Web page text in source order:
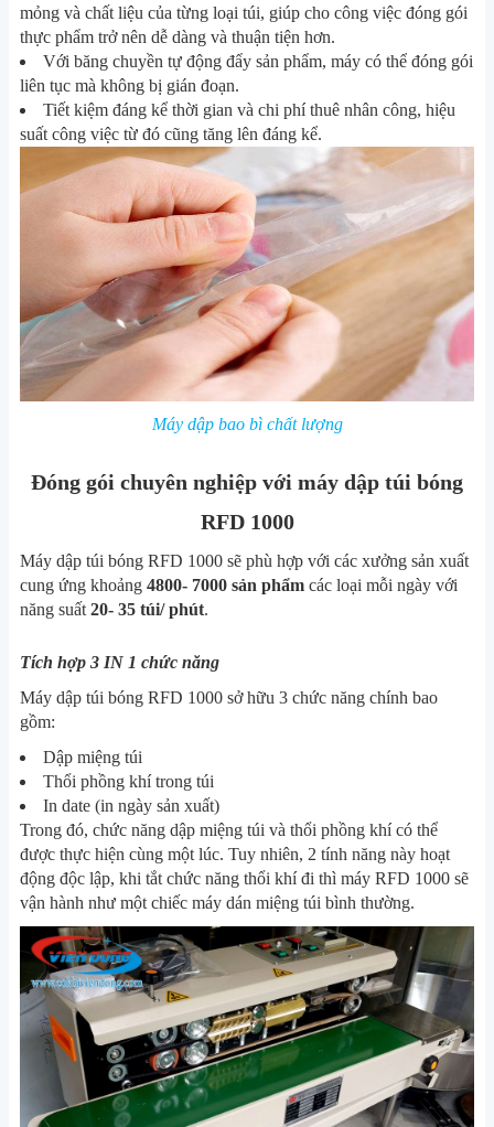
mỏng và chất liệu của từng loại túi, giúp cho công việc đóng gói
thực phẩm trở nên dễ dàng và thuận tiện hơn.
Với băng chuyền tự động đẩy sản phẩm, máy có thể đóng gói
liên tục mà không bị gián đoạn.
Tiết kiệm đáng kể thời gian và chi phí thuê nhân công, hiệu
suất công việc từ đó cũng tăng lên đáng kể.
Máy dập bao bì chất lượng
Đóng gói chuyên nghiệp với máy dập túi bóng
RFD 1000
Máy dập túi bóng RFD 1000 sẽ phù hợp với các xưởng sản xuất
cung ứng khoảng 4800- 7000 sản phẩm các loại mỗi ngày với
năng suất 20- 35 túi/ phút.
Tích hợp 3 IN 1 chức năng
Máy dập túi bóng RFD 1000 sở hữu 3 chức năng chính bao
gồm:
Dập miệng túi
Thổi phồng khí trong túi
In date (in ngày sản xuất)
Trong đó, chức năng dập miệng túi và thổi phồng khí có thể
được thực hiện cùng một lúc. Tuy nhiên, 2 tính năng này hoạt
động độc lập, khi tắt chức năng thổi khí đi thì máy RFD 1000 sẽ
vận hành như một chiếc máy dán miệng túi bình thường.